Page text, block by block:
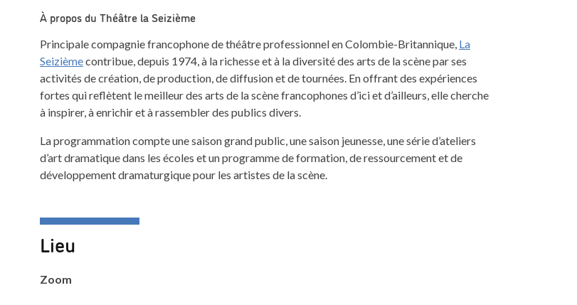
À propos du Théâtre la Seizième
Principale compagnie francophone de théâtre professionnel en Colombie-Britannique, La
Seizièmecontribue, depuis 1974, à la richesse et à la diversité des arts de la scène par ses
activités de création, de production, de diffusion et de tournées. En offrant des expériences
fortes qui reflètent le meilleur des arts de la scène francophones d’ici et d’ailleurs, elle cherche
à inspirer, à enrichir et à rassembler des publics divers.
La programmation compte une saison grand public, une saison jeunesse, une série d’ateliers
d’art dramatique dans les écoles et un programme de formation, de ressourcement et de
développement dramaturgique pour les artistes de la scène.
Lieu
Zoom